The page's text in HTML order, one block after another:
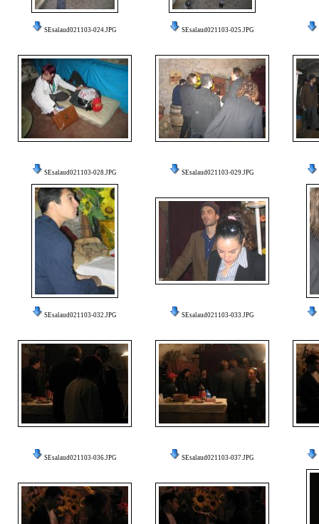
SEsalaud021103-024.JPG SEsalaud021103-025.JPG
SEsalaud021103-028.JPG SEsalaud021103-029.JPG
SEsalaud021103-032.JPG SEsalaud021103-033.JPG
SEsalaud021103-036.JPG SEsalaud021103-037.JPG